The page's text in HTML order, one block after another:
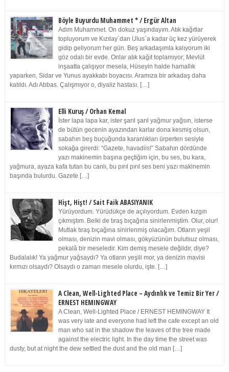
Böyle Buyurdu Muhammet * / Ergür Altan
Adım Muhammet. On dokuz yaşındayım. Atık kağıtlar
topluyorum ve Kızılay`dan Ulus`a kadar üç kez yürüyerek
gidip geliyorum her gün. Beş arkadaşımla kalıyorum iki
göz odalı bir evde. Onlar atık kağıt toplamıyor; Mevlüt
inşaatta çalışıyor mesela, Hüseyin halde hamallık
yaparken, Sidar ve Yunus ayakkabı boyacısı. Aramıza bir arkadaş daha
katıldı. Adı Abbas. Çalışmıyor o, diyaliz hastası. […]
Elli Kuruş / Orhan Kemal
İster lapa lapa kar, ister şarıl şarıl yağmur yağsın, isterse
de bütün gecenin ayazından karlar dona kesmiş olsun,
sabahın beş buçuğunda karanlıkları ürperten sesiyle
sokağa girerdi: “Gazete, havadiis!” Sabahın dördünde
yazı makinemin başına geçtiğim için, bu ses, bu kara,
yağmura, ayaza kafa tutan bu canlı, bu pırıl pırıl ses beni yazı makinemin
başında bulurdu. Gazete […]
Hişt, Hişt! / Sait Faik ABASIYANIK
Yürüyordum. Yürüdükçe de açılıyordum. Evden kızgın
çıkmıştım. Belki de tıraş bıçağına sinirlenmiştim. Olur, olur!
Mutlak tıraş bıçağına sinirlenmiş olacağım. Otların yeşil
olması, denizin mavi olması, gökyüzünün bulutsuz olması,
pekalâ bir meseledir. Kim demiş mesele değildir, diye?
Budalalık! Ya yağmur yağsaydı? Ya otların yeşili mor, ya denizin mavisi
kırmızı olsaydı? Olsaydı o zaman mesele olurdu, işte. […]
A Clean, Well-Lighted Place – Aydınlık ve Temiz Bir Yer /
ERNEST HEMINGWAY
A Clean, Well-Lighted Place / ERNEST HEMINGWAY It
was very late and everyone had left the cafe except an old
man who sat in the shadow the leaves of the tree made
against the electric light. In the day time the street was
dusty, but at night the dew settled the dust and the old man […]